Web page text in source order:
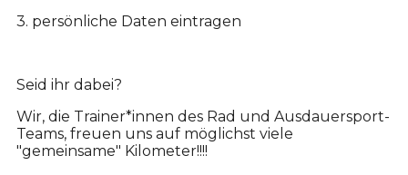
3. persönliche Daten eintragen
Seid ihr dabei?
Wir, die Trainer*innen des Rad und Ausdauersport-
Teams, freuen uns auf möglichst viele
"gemeinsame" Kilometer!!!!